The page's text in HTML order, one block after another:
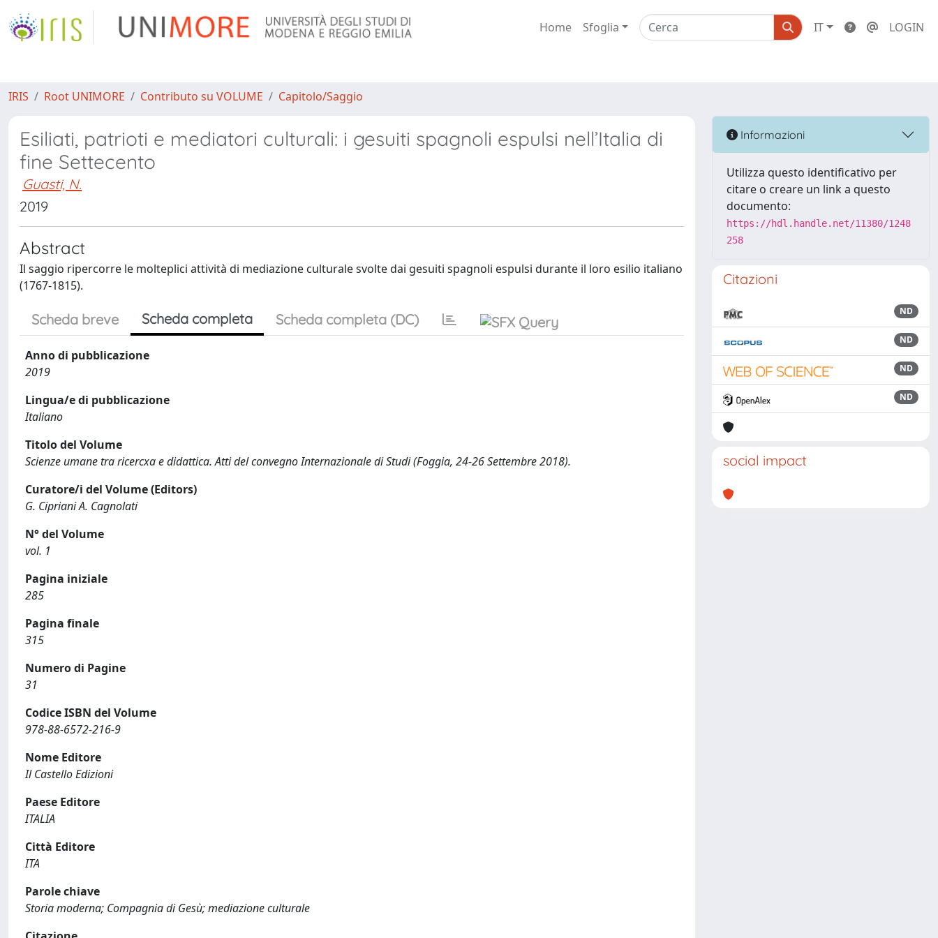
Home Sfoglia IT LOGIN
IRIS Root UNIMORE Contributo su VOLUME Capitolo/Saggio
Esiliati, patrioti e mediatori culturali: i gesuiti spagnoli espulsi nell’Italia di
fine Settecento
Guasti, N.
2019
Abstract
Il saggio ripercorre le molteplici attività di mediazione culturale svolte dai gesuiti spagnoli espulsi durante il loro esilio italiano
(1767-1815).
Scheda breve Scheda completa Scheda completa (DC)
Anno di pubblicazione
2019
Lingua/e di pubblicazione
Italiano
Titolo del Volume
Scienze umane tra ricercxa e didattica. Atti del convegno Internazionale di Studi (Foggia, 24-26 Settembre 2018).
Curatore/i del Volume (Editors)
G. Cipriani A. Cagnolati
N° del Volume
vol. 1
Pagina iniziale
285
Pagina finale
315
Numero di Pagine
31
Codice ISBN del Volume
978-88-6572-216-9
Nome Editore
Il Castello Edizioni
Paese Editore
ITALIA
Città Editore
ITA
Parole chiave
Storia moderna; Compagnia di Gesù; mediazione culturale
Informazioni
Utilizza questo identificativo per
citare o creare un link a questo
documento:
https://hdl.handle.net/11380/1248
258
Citazioni
ND
ND
ND
ND
social impact